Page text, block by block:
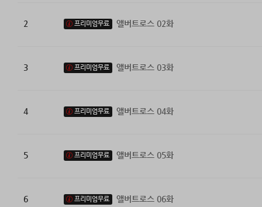
2 프리미엄무료 앨버트로스 02화
3 프리미엄무료 앨버트로스 03화
4 프리미엄무료 앨버트로스 04화
5 프리미엄무료 앨버트로스 05화
6 프리미엄무료 앨버트로스 06화